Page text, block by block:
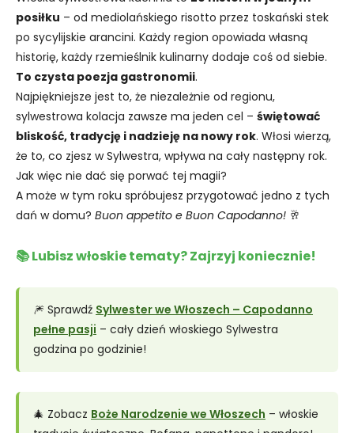
posiłku – od mediolańskiego risotto przez toskański stek
po sycylijskie arancini. Każdy region opowiada własną
historię, każdy rzemieślnik kulinarny dodaje coś od siebie.
To czysta poezja gastronomii.
Najpiękniejsze jest to, że niezależnie od regionu,
sylwestrowa kolacja zawsze ma jeden cel – świętować
bliskość, tradycję i nadzieję na nowy rok. Włosi wierzą,
że to, co zjesz w Sylwestra, wpływa na cały następny rok.
Jak więc nie dać się porwać tej magii?
A może w tym roku spróbujesz przygotować jedno z tych
dań w domu? Buon appetito e Buon Capodanno! 🥂
📚 Lubisz włoskie tematy? Zajrzyj koniecznie!
🎆 Sprawdź Sylwester we Włoszech – Capodanno
pełne pasji – cały dzień włoskiego Sylwestra
godzina po godzinie!
🎄 Zobacz Boże Narodzenie we Włoszech – włoskie